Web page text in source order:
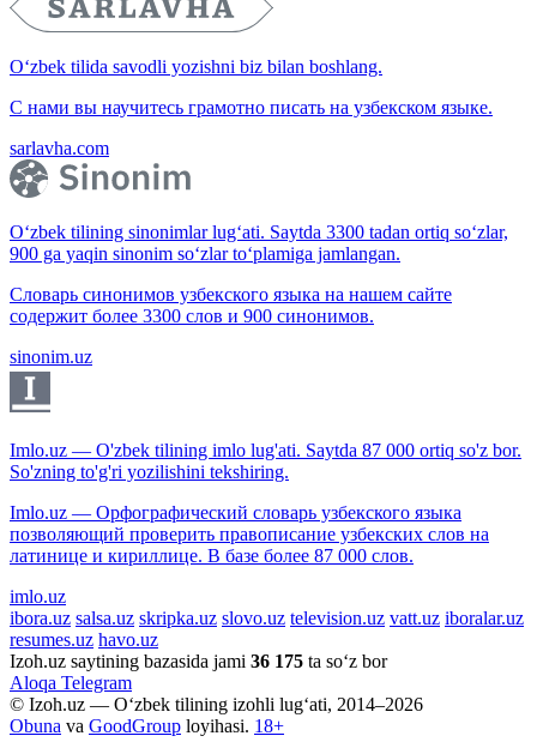
O‘zbek tilida savodli yozishni biz bilan boshlang.
С нами вы научитесь грамотно писать на узбекском языке.
sarlavha.com
O‘zbek tilining sinonimlar lug‘ati. Saytda 3300 tadan ortiq so‘zlar,
900 ga yaqin sinonim so‘zlar to‘plamiga jamlangan.
Словарь синонимов узбекского языка на нашем сайте
содержит более 3300 слов и 900 синонимов.
sinonim.uz
Imlo.uz — O'zbek tilining imlo lug'ati. Saytda 87 000 ortiq so'z bor.
So'zning to'g'ri yozilishini tekshiring.
Imlo.uz — Орфографический словарь узбекского языка
позволяющий проверить правописание узбекских слов на
латинице и кириллице. В базе более 87 000 слов.
imlo.uz
ibora.uz salsa.uz skripka.uz slovo.uz television.uz vatt.uz iboralar.uz
resumes.uz havo.uz
Izoh.uz saytining bazasida jami 36 175 ta so‘z bor
Aloqa Telegram
© Izoh.uz — O‘zbek tilining izohli lug‘ati, 2014–2026
Obuna va GoodGroup loyihasi. 18+